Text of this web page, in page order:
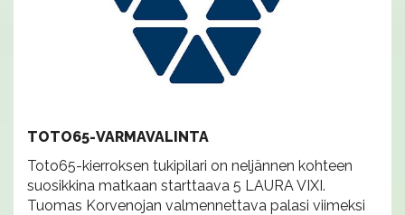
TOTO65-VARMAVALINTA
Toto65-kierroksen tukipilari on neljännen kohteen
suosikkina matkaan starttaava 5 LAURA VIXI.
Tuomas Korvenojan valmennettava palasi viimeksi